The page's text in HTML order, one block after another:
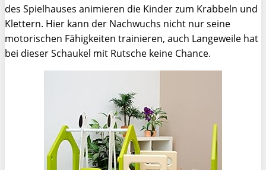
des Spielhauses animieren die Kinder zum Krabbeln und
Klettern. Hier kann der Nachwuchs nicht nur seine
motorischen Fähigkeiten trainieren, auch Langeweile hat
bei dieser Schaukel mit Rutsche keine Chance.